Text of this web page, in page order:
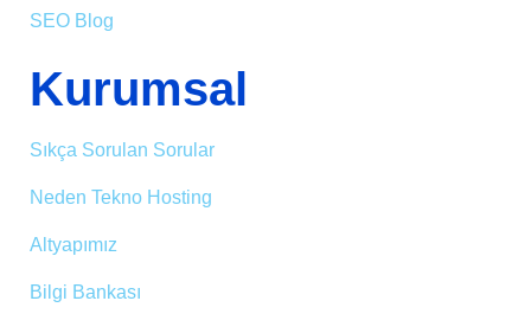
SEO Blog
Kurumsal
Sıkça Sorulan Sorular
Neden Tekno Hosting
Altyapımız
Bilgi Bankası